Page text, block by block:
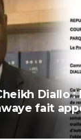
Diallo :
fait